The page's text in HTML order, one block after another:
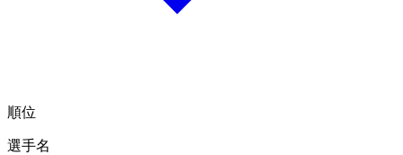
順位
選手名